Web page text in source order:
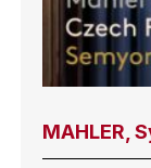
MAHLER,